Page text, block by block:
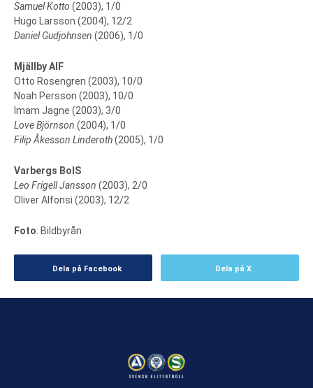
Samuel Kotto (2003), 1/0
Hugo Larsson (2004), 12/2
Daniel Gudjohnsen (2006), 1/0
Mjällby AIF
Otto Rosengren (2003), 10/0
Noah Persson (2003), 10/0
Imam Jagne (2003), 3/0
Love Björnson (2004), 1/0
Filip Åkesson Linderoth(2005), 1/0
Varbergs BoIS
Leo Frigell Jansson (2003), 2/0
Oliver Alfonsi (2003), 12/2
Foto: Bildbyrån
Dela på Facebook Dela på X